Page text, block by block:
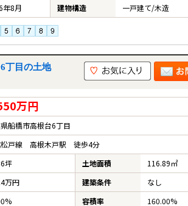
年8月 建物構造 一戸建て/木造
丁目の土地
万円
船橋市高根台6丁目
松戸線 高根木戸駅 徒歩4分
坪 土地面積
116.89㎡
万円 建築条件
なし
容積率 160.00%